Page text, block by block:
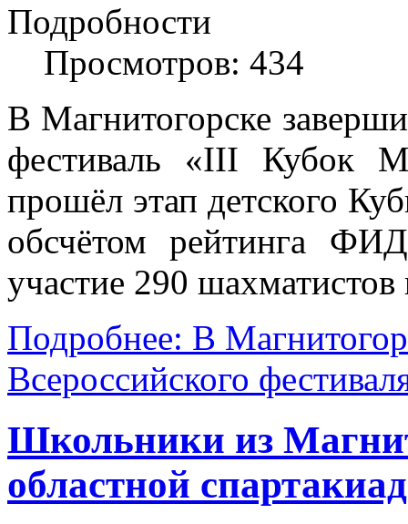
Подробности
Просмотров: 434
В Магнитогорске
фестиваль «III Кубок
прошёл этап детского
обсчётом рейтинга
участие 290
Подробнее: В
Всероссийского
Школьники из
областной